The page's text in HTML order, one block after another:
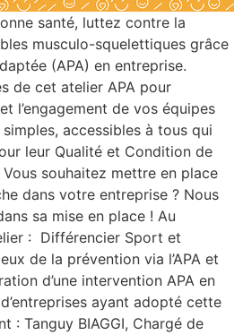
santé, luttez contre la
musculo-squelettiques grâce
(APA) en entreprise.
de cet atelier APA pour
l’engagement de vos équipes
accessibles à tous qui
leur Qualité et Condition de
Vous souhaitez mettre en place
dans votre entreprise ? Nous
sa mise en place ! Au
: Différencier Sport et
de la prévention via l’APA et
d’une intervention APA en
ayant adopté cette
: Tanguy BIAGGI, Chargé de